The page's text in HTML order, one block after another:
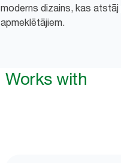
moderns dizains, kas atstāj
apmeklētājiem.
Works with